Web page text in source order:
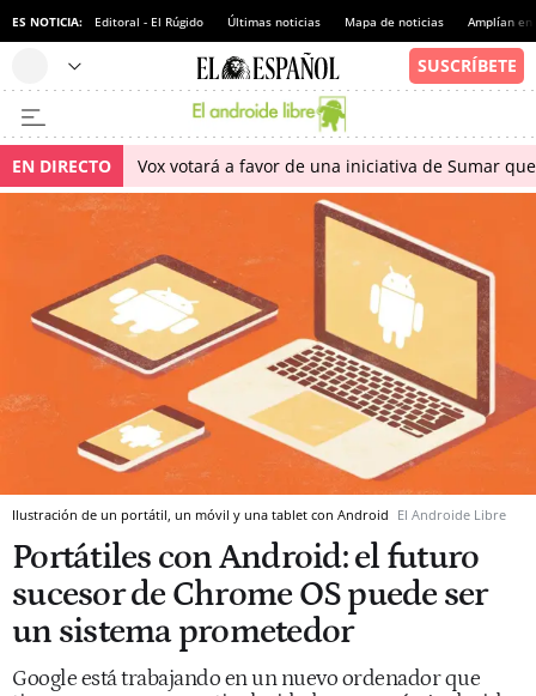
ES NOTICIA: Editoral - El Rúgido Últimas noticias Mapa de noticias Amplían
EN DIRECTO Vox votará a favor de una iniciativa de Sumar
Ilustración de un portátil, un móvil y una tablet con Android El Androide Libre
Portátiles con Android: el futuro
sucesor de Chrome OS puede ser
un sistema prometedor
Google está trabajando en un nuevo ordenador que